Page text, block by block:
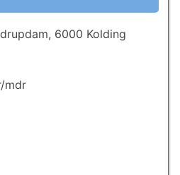
6000 Kolding
mdr